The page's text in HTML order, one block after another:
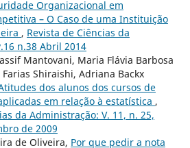
Organizacional em
– O Caso de uma Instituição
, Revista de Ciências da
n.38 Abril 2014
Mantovani, Maria Flávia Barbosa
Shiraishi, Adriana Backx
dos alunos dos cursos de
em relação à estatística ,
da Administração: V. 11, n. 25,
de 2009
de Oliveira, Por que pedir a nota